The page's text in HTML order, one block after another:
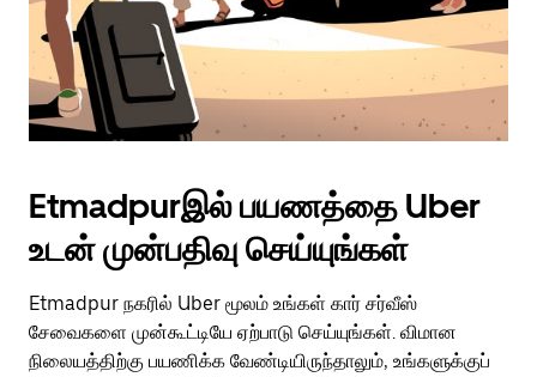
Etmadpurஇல் பயணத்தை Uber
உடன் முன்பதிவு செய்யுங்கள்
Etmadpur நகரில் Uber மூலம் உங்கள் கார் சர்வீஸ்
சேவைகளை முன்கூட்டியே ஏற்பாடு செய்யுங்கள். விமான
நிலையத்திற்கு பயணிக்க வேண்டியிருந்தாலும், உங்களுக்குப்